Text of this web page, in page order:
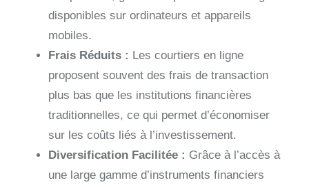
disponibles sur ordinateurs et appareils
mobiles.
Frais Réduits : Les courtiers en ligne
proposent souvent des frais de transaction
plus bas que les institutions financières
traditionnelles, ce qui permet d’économiser
sur les coûts liés à l’investissement.
Diversification Facilitée : Grâce à l’accès à
une large gamme d’instruments financiers